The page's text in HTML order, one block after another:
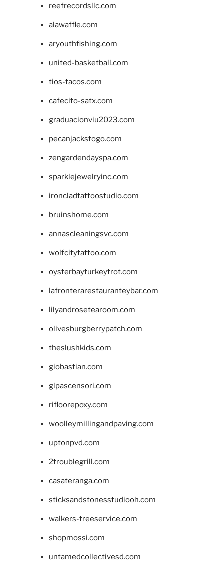
reefrecordsllc.com
alawaffle.com
aryouthfishing.com
united-basketball.com
tios-tacos.com
cafecito-satx.com
graduacionviu2023.com
pecanjackstogo.com
zengardendayspa.com
sparklejewelryinc.com
ironcladtattoostudio.com
bruinshome.com
annascleaningsvc.com
wolfcitytattoo.com
oysterbayturkeytrot.com
lafronterarestauranteybar.com
lilyandrosetearoom.com
olivesburgberrypatch.com
theslushkids.com
giobastian.com
glpascensori.com
rifloorepoxy.com
woolleymillingandpaving.com
uptonpvd.com
2troublegrill.com
casateranga.com
sticksandstonesstudiooh.com
walkers-treeservice.com
shopmossi.com
untamedcollectivesd.com